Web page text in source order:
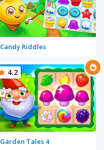
Candy Riddles
Garden Tales 4
4.2